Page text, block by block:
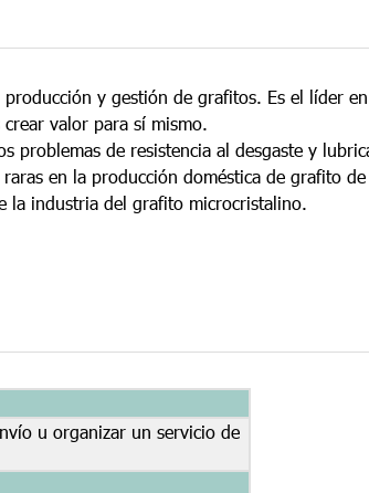
y gestión de grafitos. Es el líder
valor para sí mismo.
problemas de resistencia al desgaste y
en la producción doméstica de grafito
la industria del grafito microcristalino.
u organizar un servicio de